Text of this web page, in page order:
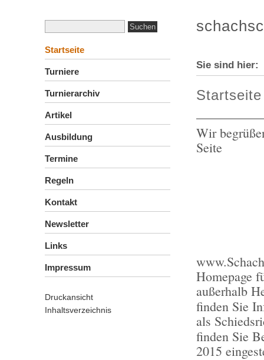
Startseite
Turniere
Turnierarchiv
Artikel
Ausbildung
Termine
Regeln
Kontakt
Newsletter
Links
Impressum
Druckansicht
Inhaltsverzeichnis
Sie sind
Startseite
Wir
Seite
Homepage
außerhalb
finden Sie
als
finden Sie
2015